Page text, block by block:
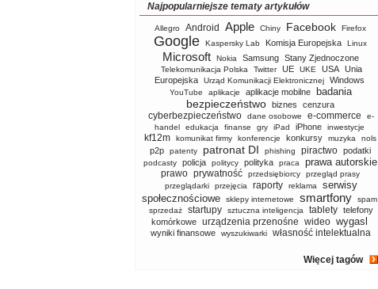
Najpopularniejsze tematy artykułów
Allegro Android Apple Chiny Facebook Firefox
Google Kaspersky Lab Komisja Europejska Linux
Microsoft Nokia Samsung Stany Zjednoczone
Telekomunikacja Polska Twitter UE UKE USA
Unia
Europejska
Urząd Komunikacji Elektronicznej Windows
YouTube aplikacje aplikacje mobilne badania
bezpieczeństwo biznes cenzura
cyberbezpieczeństwo dane osobowe e-commerce
e-
handel
edukacja finanse gry iPad iPhone inwestycje
kf12m komunikat firmy konferencje konkursy muzyka nols
p2p patenty patronat DI phishing piractwo podatki
podcasty policja politycy polityka praca prawa autorskie
prawo prywatność przedsiębiorcy
przegląd prasy
przeglądarki
przejęcia raporty reklama
serwisy
społecznościowe
sklepy internetowe smartfony
spam
sprzedaż
startupy sztuczna inteligencja tablety telefony
komórkowe urządzenia przenośne wideo wygasl
wyniki finansowe wyszukiwarki własność intelektualna
Więcej tagów